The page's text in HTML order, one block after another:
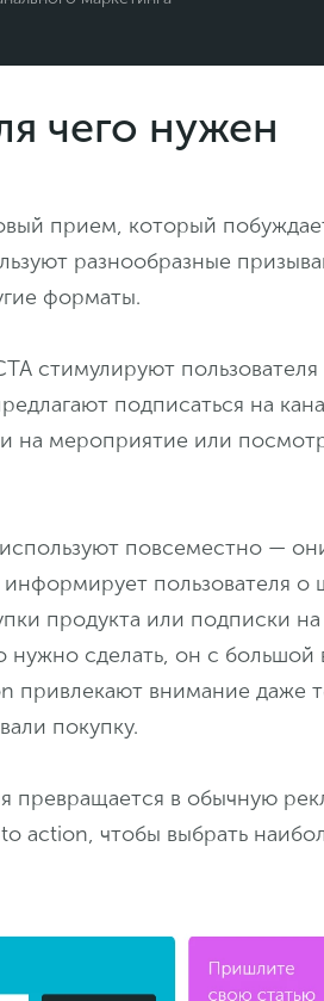
чего нужен
прием, который
разнообразные
форматы.
стимулируют
подписаться на
на мероприятие или
повсеместно —
пользователя о
продукта или подписки
нужно сделать, он с большой
привлекают внимание даже
покупку.
превращается в обычную
action, чтобы выбрать